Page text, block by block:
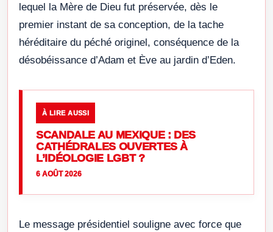
lequel la Mère de Dieu fut préservée, dès le
premier instant de sa conception, de la tache
héréditaire du péché originel, conséquence de la
désobéissance d’Adam et Ève au jardin d’Eden.
À LIRE AUSSI
SCANDALE AU MEXIQUE : DES
CATHÉDRALES OUVERTES À
L’IDÉOLOGIE LGBT ?
6 AOÛT 2026
Le message présidentiel souligne avec force que